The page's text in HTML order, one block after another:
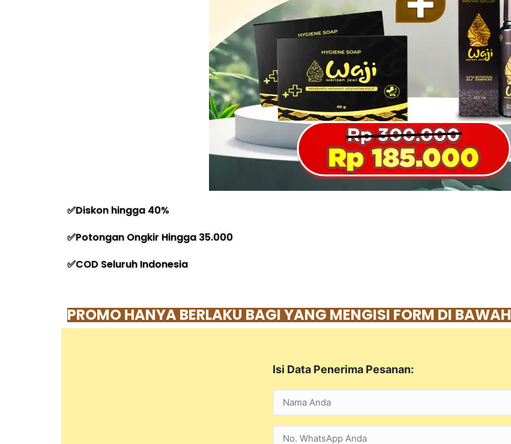
✅Diskon hingga 40%
✅Potongan Ongkir Hingga 35.000
✅COD Seluruh Indonesia
PROMO HANYA BERLAKU BAGI YANG MENGISI FORM DI BAWAH
Isi Data Penerima Pesanan: